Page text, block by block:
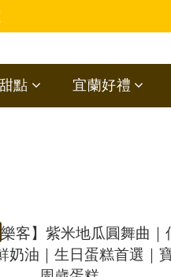
點 宜蘭好禮